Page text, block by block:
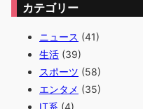
カテゴリー
ニュース (41)
生活 (39)
スポーツ (58)
エンタメ (35)
IT系 (4)